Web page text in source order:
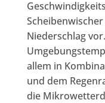
Niederschlag
allem in
und dem
die